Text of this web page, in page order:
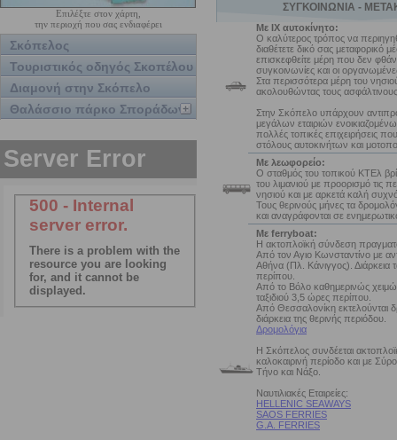
Επιλέξτε στον χάρτη,
την περιοχή που σας ενδιαφέρει
Σκόπελος
Τουριστικός οδηγός Σκοπέλου
Διαμονή στην Σκόπελο
Θαλάσσιο πάρκο Σποράδων
ΣΥΓΚΟΙΝΩΝΙΑ -
Με ΙΧ αυτοκίνητο:
Ο καλύτερος τρόπος να
διαθέτετε δικό σας μεταφορικό
επισκεφθείτε μέρη που δεν
συγκοινωνίες και οι
Στα περισσότερα μέρη του
ακολουθώντας τους
Στην Σκόπελο υπάρχουν
μεγάλων εταιριών
πολλές τοπικές επιχειρήσεις
στόλους αυτοκινήτων και
Με λεωφορείο:
Ο σταθμός του τοπικού ΚΤΕλ
του λιμανιού με προορισμό τις
νησιού και με αρκετά καλή
Τους θερινούς μήνες τα
και αναγράφονται σε
Με ferryboat:
Η ακτοπλοϊκή σύνδεση
Από τον Αγιο Κωνσταντίνο με
Αθήνα (Πλ. Κάνιγγος). Διάρκεια
περίπου.
Από το Βόλο καθημερινώς
ταξιδιού 3,5 ώρες περίπου.
Από Θεσσαλονίκη εκτελούνται
διάρκεια της θερινής περιόδου.
Δρομολόγια
Η Σκόπελος συνδέεται
καλοκαιρινή περίοδο και με
Τήνο και Νάξο.
Ναυτιλιακές Εταιρείες:
HELLENIC SEAWAYS
SAOS FERRIES
G.A. FERRIES